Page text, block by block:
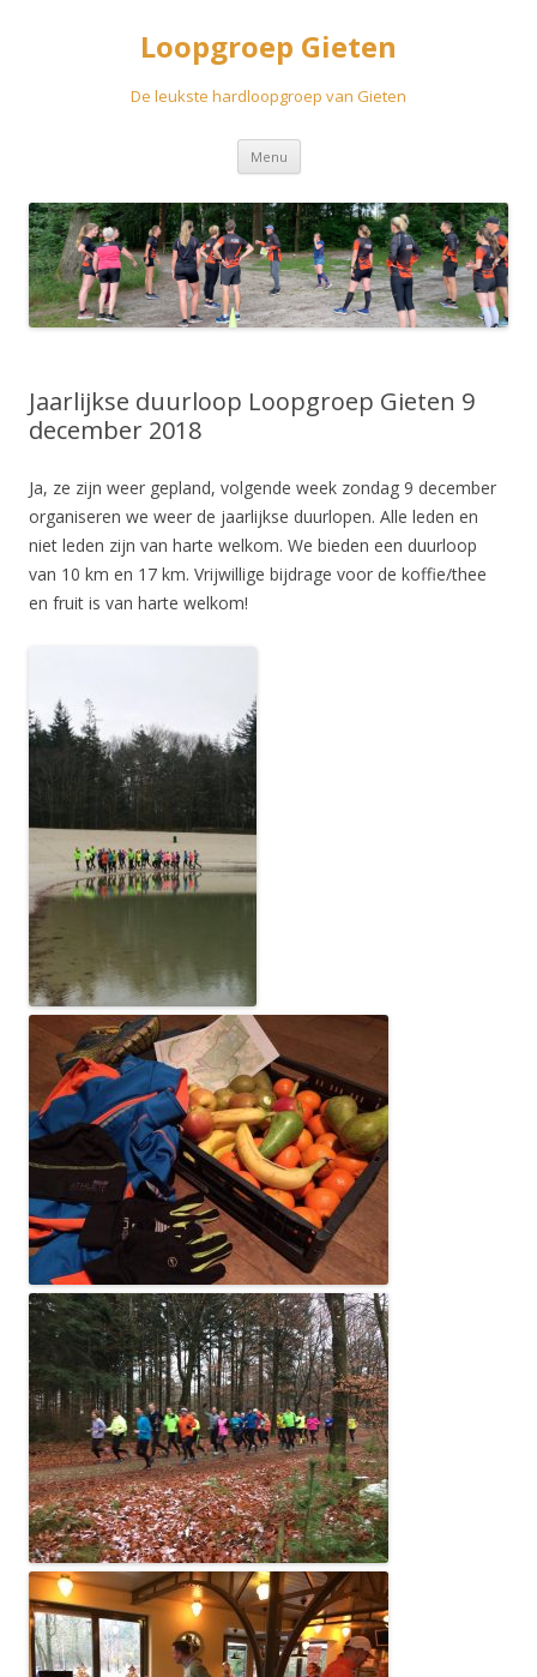
Loopgroep Gieten
De leukste hardloopgroep van Gieten
Menu Spring
inhoud
Jaarlijkse duurloop Loopgroep Gieten 9
december 2018
Ja, ze zijn weer gepland, volgende week zondag 9 december
organiseren we weer de jaarlijkse duurlopen. Alle leden en
niet leden zijn van harte welkom. We bieden een duurloop
van 10 km en 17 km. Vrijwillige bijdrage voor de koffie/thee
en fruit is van harte welkom!